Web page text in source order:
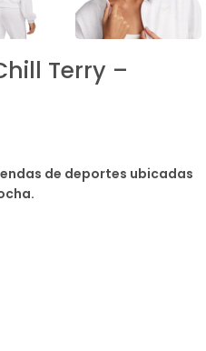
Terry –
de deportes ubicadas